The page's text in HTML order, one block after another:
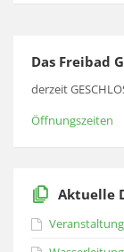
Das Freibad
derzeit
Öffnungszeiten
Aktuelle